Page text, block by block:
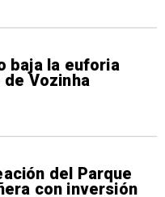
baja la euforia
Vozinha
del Parque
con inversión